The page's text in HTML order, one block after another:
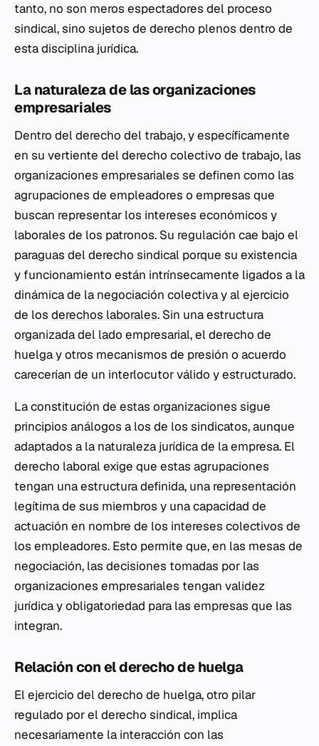
tanto, no son meros espectadores del proceso
sindical, sino sujetos de derecho plenos dentro de
esta disciplina jurídica.
La naturaleza de las organizaciones
empresariales
Dentro del derecho del trabajo, y específicamente
en su vertiente del derecho colectivo de trabajo, las
organizaciones empresariales se definen como las
agrupaciones de empleadores o empresas que
buscan representar los intereses económicos y
laborales de los patronos. Su regulación cae bajo el
paraguas del derecho sindical porque su existencia
y funcionamiento están intrínsecamente ligados a la
dinámica de la negociación colectiva y al ejercicio
de los derechos laborales. Sin una estructura
organizada del lado empresarial, el derecho de
huelga y otros mecanismos de presión o acuerdo
carecerían de un interlocutor válido y estructurado.
La constitución de estas organizaciones sigue
principios análogos a los de los sindicatos, aunque
adaptados a la naturaleza jurídica de la empresa. El
derecho laboral exige que estas agrupaciones
tengan una estructura definida, una representación
legítima de sus miembros y una capacidad de
actuación en nombre de los intereses colectivos de
los empleadores. Esto permite que, en las mesas de
negociación, las decisiones tomadas por las
organizaciones empresariales tengan validez
jurídica y obligatoriedad para las empresas que las
integran.
Relación con el derecho de huelga
El ejercicio del derecho de huelga, otro pilar
regulado por el derecho sindical, implica
necesariamente la interacción con las